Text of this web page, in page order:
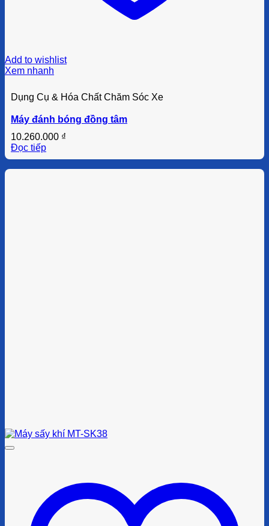
Add to wishlist
Xem nhanh
Dụng Cụ & Hóa Chất Chăm Sóc Xe
Máy đánh bóng đồng tâm
10.260.000 ₫
Đọc tiếp